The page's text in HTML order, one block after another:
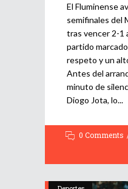
El Fluminense
semifinales del
tras vencer 2-1
partido
respeto y un
Antes del
minuto de
Diogo Jota, lo
0 Comments